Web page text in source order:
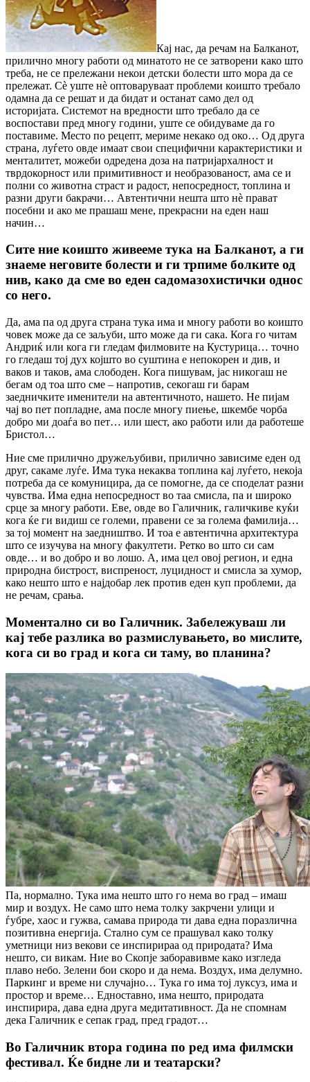
Кај нас, да речам на Балканот,
прилично многу работи од минатото не се затворени како што
треба, не се прележани некои детски болести што мора да се
прележат. Сè уште нè оптоваруваат проблеми коишто требало
одамна да се решат и да бидат и останат само дел од
историјата. Системот на вредности што требало да се
воспостави пред многу години, уште се обидуваме да го
поставиме. Место по рецепт, мериме некако од око… Од друга
страна, луѓето овде имаат свои специфични карактеристики и
менталитет, можеби одредена доза на патријархалност и
тврдокорност или примитивност и необразованост, ама се и
полни со животна страст и радост, непосредност, топлина и
разни други бакрачи… Автентични нешта што нè прават
посебни и ако ме прашаш мене, прекрасни на еден наш
начин…
Сите ние коишто живееме тука на Балканот, а ги
знаеме неговите болести и ги трпиме болките од
нив, како да сме во еден садомазохистички однос
со него.
Да, ама па од друга страна тука има и многу работи во коишто
човек може да се заљуби, што може да ги сака. Кога го читам
Андриќ или кога ги гледам филмовите на Кустурица… точно
го гледаш тој дух којшто во суштина е непокорен и див, и
ваков и таков, ама слободен. Кога пишувам, јас никогаш не
бегам од тоа што сме – напротив, секогаш ги барам
заедничките именители на автентичното, нашето. Не пијам
чај во пет попладне, ама после многу пиење, шкембе чорба
добро ми доаѓа во пет… или шест, ако работи или да работеше
Бристол…
Ние сме прилично дружељубиви, прилично зависиме еден од
друг, сакаме луѓе. Има тука некаква топлина кај луѓето, некоја
потреба да се комуницира, да се помогне, да се споделат разни
чувства. Има една непосредност во таа смисла, па и широко
срце за многу работи. Еве, овде во Галичник, галичкиве куќи
кога ќе ги видиш се големи, правени се за голема фамилија…
за тој момент на заедништво. И тоа е автентична архитектура
што се изучува на многу факултети. Ретко во што си сам
овде… и во добро и во лошо. А, има цел овој регион, и една
природна бистрост, виспреност, луцидност и смисла за хумор,
како нешто што е најдобар лек против еден куп проблеми, да
не речам, срања.
Моментално си во Галичник. Забележуваш ли
кај тебе разлика во размислувањето, во мислите,
кога си во град и кога си таму, во планина?
Па, нормално. Тука има нешто што го нема во град – имаш
мир и воздух. Не само што нема толку закрчени улици и
ѓубре, хаос и гужва, самава природа ти дава една поразлична
позитивна енергија. Стално сум се прашувал како толку
уметници низ векови се инспирираа од природата? Има
нешто, си викам. Ние во Скопје заборавивме како изгледа
плаво небо. Зелени бои скоро и да нема. Воздух, има делумно.
Паркинг и време ни случајно… Тука го има тој луксуз, има и
простор и време… Едноставно, има нешто, природата
инспирира, дава една друга медитативност. Да не спомнам
дека Галичник е сепак град, пред градот…
Во Галичник втора година по ред има филмски
фестивал. Ќе бидне ли и театарски?